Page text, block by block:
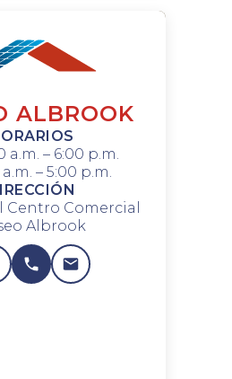
ALBROOK
a.m. – 6:00 p.m.
– 5:00 p.m.
Centro Comercial
Albrook